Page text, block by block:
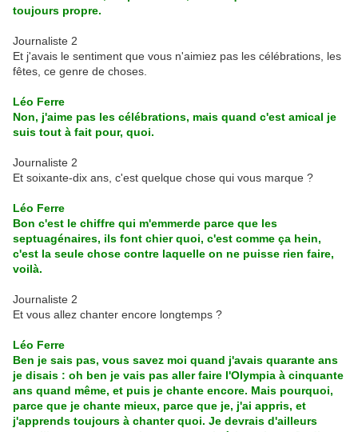
toujours propre.
Journaliste 2
Et j'avais le sentiment que vous n'aimiez pas les célébrations, les
fêtes, ce genre de choses.
Léo Ferre
Non, j'aime pas les célébrations, mais quand c'est amical je
suis tout à fait pour, quoi.
Journaliste 2
Et soixante-dix ans, c'est quelque chose qui vous marque ?
Léo Ferre
Bon c'est le chiffre qui m'emmerde parce que les
septuagénaires, ils font chier quoi, c'est comme ça hein,
c'est la seule chose contre laquelle on ne puisse rien faire,
voilà.
Journaliste 2
Et vous allez chanter encore longtemps ?
Léo Ferre
Ben je sais pas, vous savez moi quand j'avais quarante ans
je disais : oh ben je vais pas aller faire l'Olympia à cinquante
ans quand même, et puis je chante encore. Mais pourquoi,
parce que je chante mieux, parce que je, j'ai appris, et
j'apprends toujours à chanter quoi. Je devrais d'ailleurs